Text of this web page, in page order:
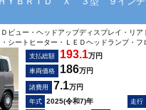
ビュー・ヘッドアップディスプレイ・リア
シートヒーター・ＬＥＤヘッドランプ・
支払総額 193.1万円
車両価格 186万円
諸費用 7.1万円
2025(令和7)年